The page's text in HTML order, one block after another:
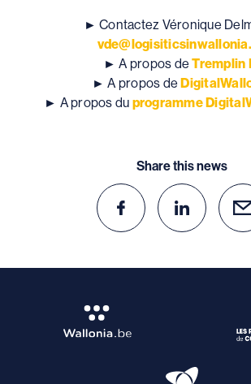
► Contactez Véronique
► A propos deTremplin
► A propos de
► A propos du programme
Share this news